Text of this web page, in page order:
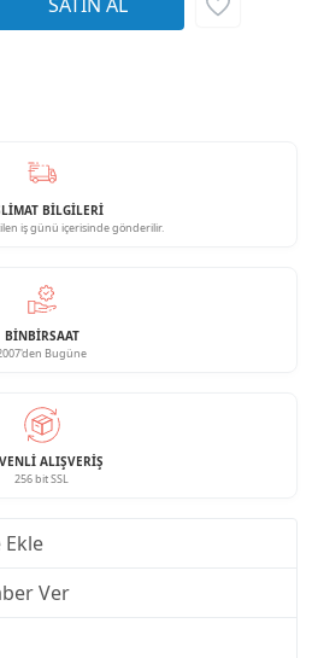
BİLGİLERİ
iş günü içerisinde gönderilir.
BINBIRSAAT
Bugüne
ALIŞVERIŞ
256 bit SSL
Ekle
Ver